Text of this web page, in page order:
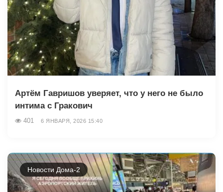
Артём Гавришов уверяет, что у него не было
интима с Гракович
401 6 ЯНВАРЯ, 2026 15:40
Новости Дома-2